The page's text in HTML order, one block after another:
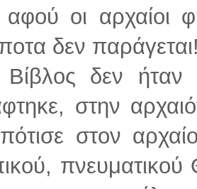
αφού οι αρχαίοι
δεν
δεν ήταν
στην
στον